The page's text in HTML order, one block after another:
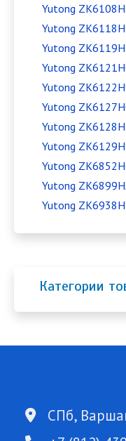
Yutong ZK6108H
Yutong ZK6118H
Yutong ZK6119H
Yutong
Yutong
Yutong
Yutong ZK6128H
Yutong ZK6129H
Yutong
Yutong
Yutong
Категории
СПб,